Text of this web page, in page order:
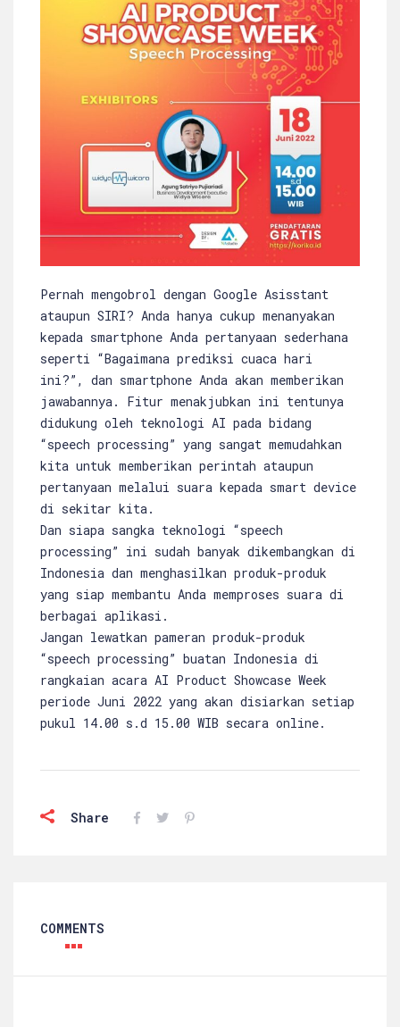
Pernah mengobrol dengan Google Asisstant
ataupun SIRI? Anda hanya cukup menanyakan
kepada smartphone Anda pertanyaan sederhana
seperti “Bagaimana prediksi cuaca hari
ini?”, dan smartphone Anda akan memberikan
jawabannya. Fitur menakjubkan ini tentunya
didukung oleh teknologi AI pada bidang
“speech processing” yang sangat memudahkan
kita untuk memberikan perintah ataupun
pertanyaan melalui suara kepada smart device
di sekitar kita.
Dan siapa sangka teknologi “speech
processing” ini sudah banyak dikembangkan di
Indonesia dan menghasilkan produk-produk
yang siap membantu Anda memproses suara di
berbagai aplikasi.
Jangan lewatkan pameran produk-produk
“speech processing” buatan Indonesia di
rangkaian acara AI Product Showcase Week
periode Juni 2022 yang akan disiarkan setiap
pukul 14.00 s.d 15.00 WIB secara online.
Share
COMMENTS